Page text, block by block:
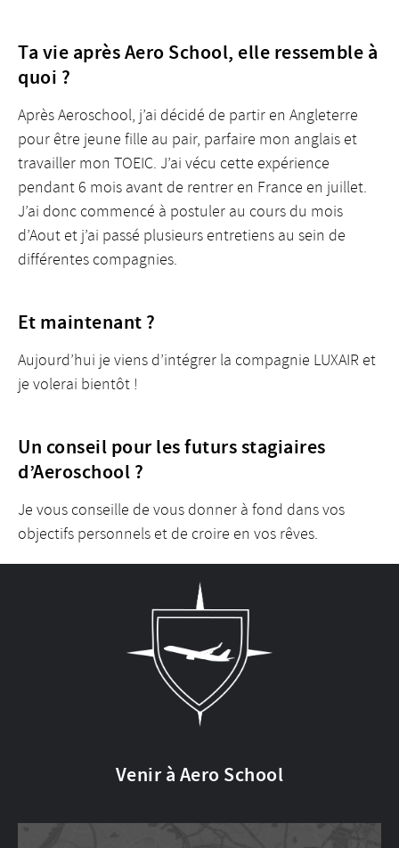
Ta vie après Aero School, elle ressemble à
quoi ?
Après Aeroschool, j’ai décidé de partir en Angleterre
pour être jeune fille au pair, parfaire mon anglais et
travailler mon TOEIC. J’ai vécu cette expérience
pendant 6 mois avant de rentrer en France en juillet.
J’ai donc commencé à postuler au cours du mois
d’Aout et j’ai passé plusieurs entretiens au sein de
différentes compagnies.
Et maintenant ?
Aujourd’hui je viens d’intégrer la compagnie LUXAIR et
je volerai bientôt !
Un conseil pour les futurs stagiaires
d’Aeroschool ?
Je vous conseille de vous donner à fond dans vos
objectifs personnels et de croire en vos rêves.
Venir à Aero School